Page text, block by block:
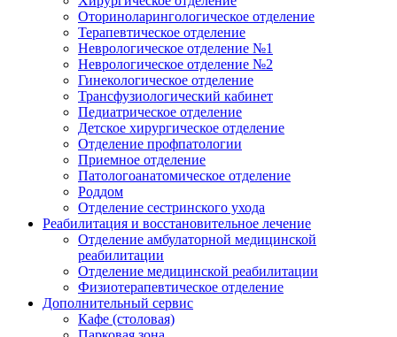
Оториноларингологическое отделение
Терапевтическое отделение
Неврологическое отделение №1
Неврологическое отделение №2
Гинекологическое отделение
Трансфузиологический кабинет
Педиатрическое отделение
Детское хирургическое отделение
Отделение профпатологии
Приемное отделение
Патологоанатомическое отделение
Роддом
Отделение сестринского ухода
Реабилитация и восстановительное лечение
Отделение амбулаторной медицинской
реабилитации
Отделение медицинской реабилитации
Физиотерапевтическое отделение
Дополнительный сервис
Кафе (столовая)